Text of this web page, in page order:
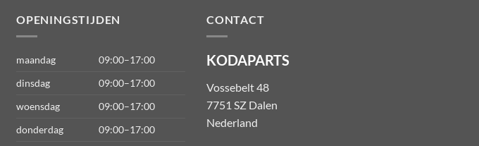
OPENINGSTIJDEN
maandag
09:00–17:00
dinsdag
09:00–17:00
woensdag
09:00–17:00
donderdag
09:00–17:00
CONTACT
KODAPARTS
Vossebelt 48
7751 SZ Dalen
Nederland